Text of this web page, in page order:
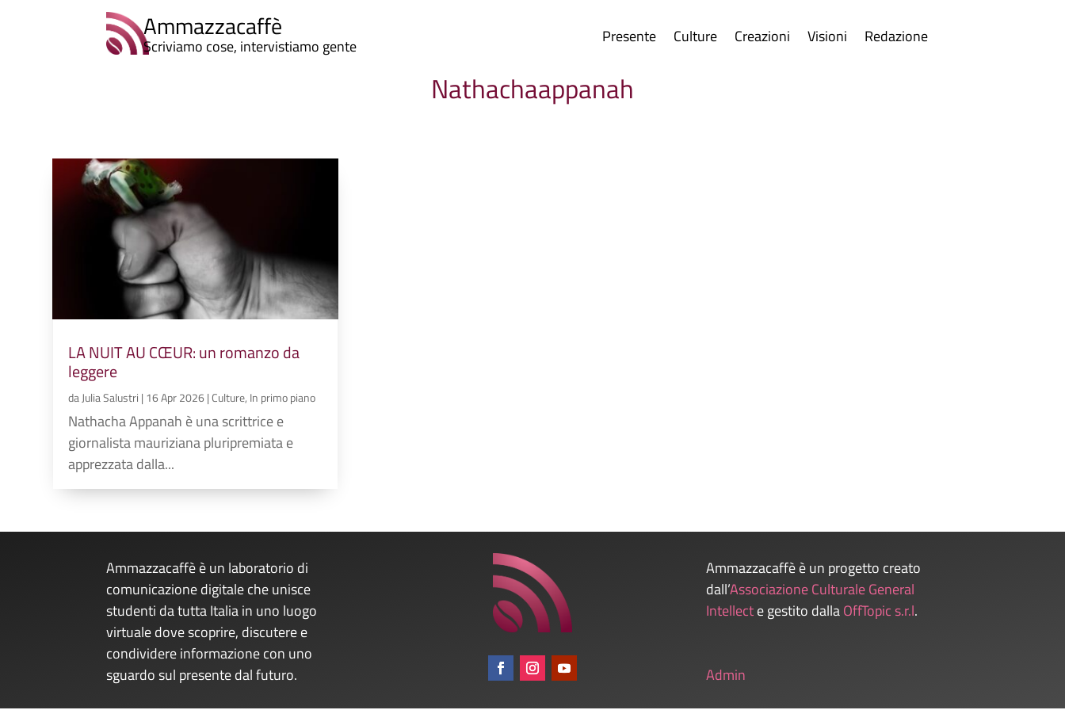
Ammazzacaffè
Scriviamo cose, intervistiamo gente Presente Culture Creazioni Visioni Redazione
Nathachaappanah
LA NUIT AU CŒUR: un romanzo da
leggere
daJulia Salustri | 16 Apr 2026|Culture, In primo piano
Nathacha Appanah è una scrittrice e
giornalista mauriziana pluripremiata e
apprezzata dalla...
Ammazzacaffè è un laboratorio di
comunicazione digitale che unisce
studenti da tutta Italia in uno luogo
virtuale dove scoprire, discutere e
condividere informazione con uno
sguardo sul presente dal futuro.
Ammazzacaffè è un progetto creato
dall’Associazione Culturale General
Intellecte gestito dallaOffTopic s.r.l.
Admin